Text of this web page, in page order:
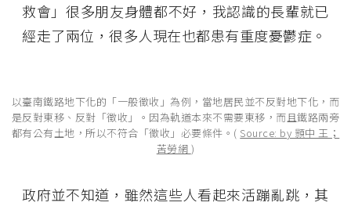
救會」很多朋友身體都不好，我認識的長輩就已
經走了兩位，很多人現在也都患有重度憂鬱症。
以臺南鐵路地下化的「一般徵收」為例，當地居民並不反對地下化，而
是反對東移、反對「徵收」。因為軌道本來不需要東移，而且鐵路兩旁
都有公有土地，所以不符合「徵收」必要條件。( Source: by 顥中 王；
苦勞網 )
政府並不知道，雖然這些人看起來活蹦亂跳，其